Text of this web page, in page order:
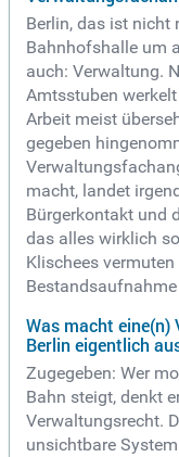
Berlin, das ist nicht
Bahnhofshalle um
auch: Verwaltung.
Amtsstuben
Arbeit meist
gegeben
macht, landet
Bürgerkontakt und
das alles wirklich
Klischees
Was macht
Berlin eigentlich
Zugegeben: Wer
Bahn steigt, denkt
Verwaltungsrecht.
unsichtbare